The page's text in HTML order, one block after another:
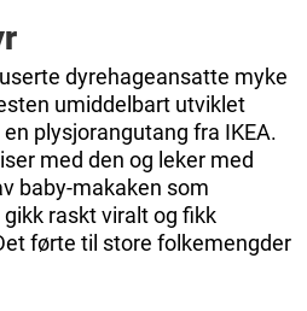
dyrehageansatte myke
umiddelbart utviklet
plysjorangutang fra IKEA.
med den og leker med
baby-makaken som
raskt viralt og fikk
førte til store folkemengder